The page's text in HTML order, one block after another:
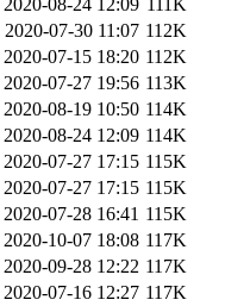
2020-07-30 11:07 112K
2020-07-15 18:20 112K
2020-07-27 19:56 113K
2020-08-19 10:50 114K
2020-08-24 12:09 114K
2020-07-27 17:15 115K
2020-07-27 17:15 115K
2020-07-28 16:41 115K
2020-10-07 18:08 117K
2020-09-28 12:22 117K
2020-07-16 12:27 117K